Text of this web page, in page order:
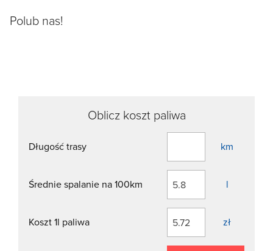
Polub nas!
Oblicz koszt paliwa
Długość trasy km
Średnie spalanie na 100km l
Koszt 1l paliwa zł